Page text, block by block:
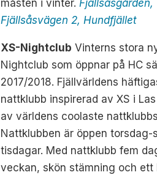
måsten i vinter.Fjällsåsgården,
Fjällsåsvägen 2, Hundfjället
XS-Nightclub Vinterns stora
Nightclub som öppnar på HC
2017/2018. Fjällvärldens
nattklubb inspirerad av XS i
av världens coolaste
Nattklubben är öppen torsdag-
tisdagar. Med nattklubb fem
veckan, skön stämning och ett